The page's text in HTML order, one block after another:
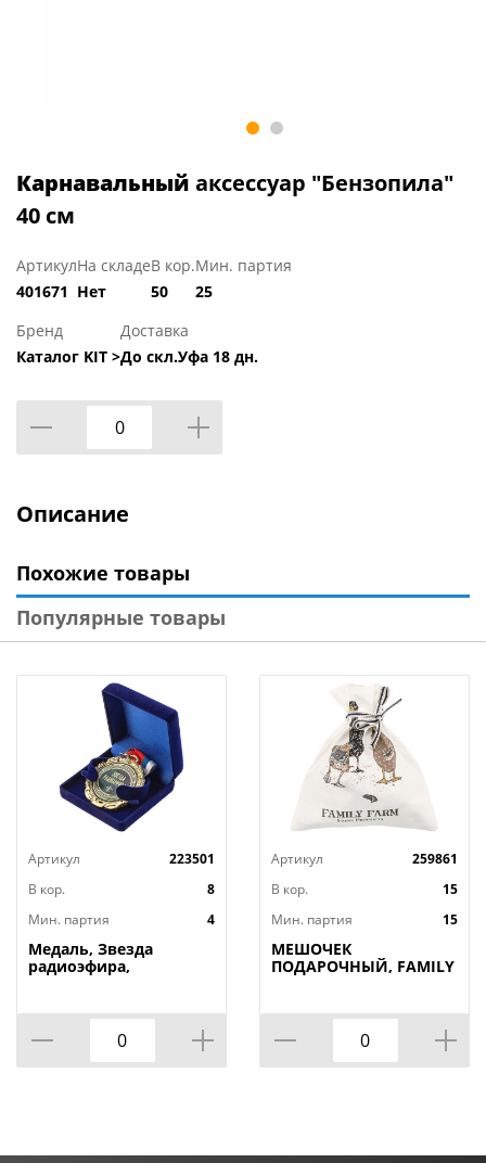
Карнавальный аксессуар "Бензопила"
40 см
Артикул
401671
На складе
Нет
В кор.
50
Мин. партия
25
Бренд
Каталог KIT >
Доставка
До скл.Уфа 18 дн.
Описание
Похожие товары
Популярные товары
Артикул
223501
В кор.
8
Мин. партия
4
Медаль, Звезда
радиоэфира,
Артикул
259861
В кор.
15
Мин. партия
15
МЕШОЧЕК
ПОДАРОЧНЫЙ, FAMILY
ПРОПИТКА